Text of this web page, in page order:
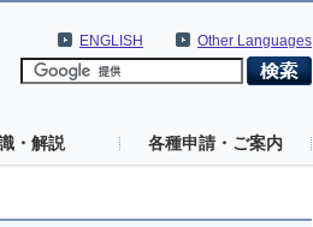
Other Languages
ENGLISH
・解説 各種申請・ご案内